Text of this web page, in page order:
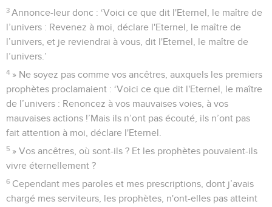
3 Annonce-leur donc : ‘Voici ce que dit l'Eternel, le maître de
l’univers : Revenez à moi, déclare l'Eternel, le maître de
l’univers, et je reviendrai à vous, dit l'Eternel, le maître de
l’univers.’
4 » Ne soyez pas comme vos ancêtres, auxquels les premiers
prophètes proclamaient : ‘Voici ce que dit l'Eternel, le maître
de l’univers : Renoncez à vos mauvaises voies, à vos
mauvaises actions !’Mais ils n’ont pas écouté, ils n’ont pas
fait attention à moi, déclare l'Eternel.
5 » Vos ancêtres, où sont-ils ? Et les prophètes pouvaient-ils
vivre éternellement ?
6 Cependant mes paroles et mes prescriptions, dont j’avais
chargé mes serviteurs, les prophètes, n'ont-elles pas atteint